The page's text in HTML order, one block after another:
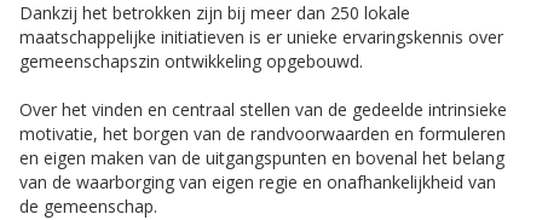
Dankzij het betrokken zijn bij meer dan 250 lokale
maatschappelijke initiatieven is er unieke ervaringskennis over
gemeenschapszin ontwikkeling opgebouwd.
Over het vinden en centraal stellen van de gedeelde intrinsieke
motivatie, het borgen van de randvoorwaarden en formuleren
en eigen maken van de uitgangspunten en bovenal het belang
van de waarborging van eigen regie en onafhankelijkheid van
de gemeenschap.